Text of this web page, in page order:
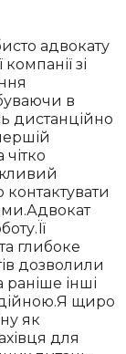
адвокату
зі
в
дистанційно
чітко
глибоке
дозволили
інші
щиро
як
для